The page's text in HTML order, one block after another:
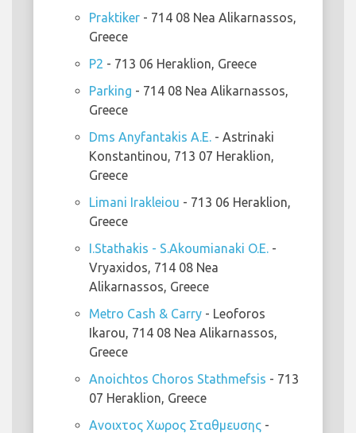
Praktiker - 714 08 Nea Alikarnassos,
Greece
P2 - 713 06 Heraklion, Greece
Parking - 714 08 Nea Alikarnassos,
Greece
Dms Anyfantakis A.E. - Astrinaki
Konstantinou, 713 07 Heraklion,
Greece
Limani Irakleiou - 713 06 Heraklion,
Greece
I.Stathakis - S.Akoumianaki O.E. -
Vryaxidos, 714 08 Nea
Alikarnassos, Greece
Metro Cash & Carry - Leoforos
Ikarou, 714 08 Nea Alikarnassos,
Greece
Anoichtos Choros Stathmefsis - 713
07 Heraklion, Greece
Ανοιχτος Χωρος Σταθμευσης -